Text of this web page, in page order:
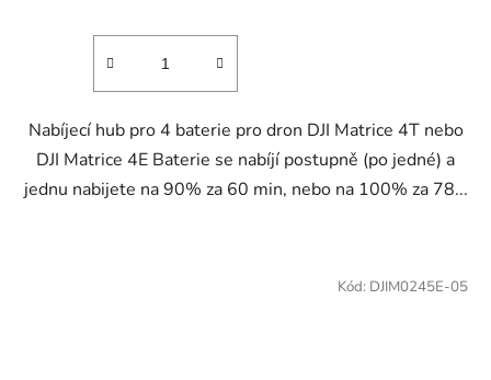
Nabíjecí hub pro 4 baterie pro dron DJI Matrice 4T nebo
DJI Matrice 4E Baterie se nabíjí postupně (po jedné) a
jednu nabijete na 90% za 60 min, nebo na 100% za 78...
Kód: DJIM0245E-05